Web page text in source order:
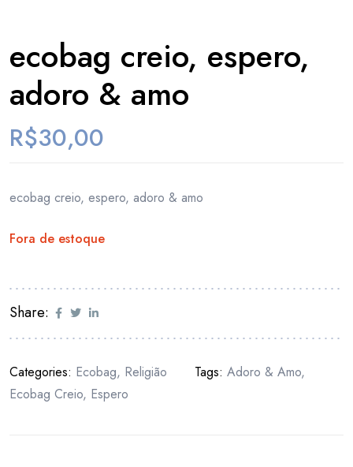
ecobag creio, espero,
adoro & amo
R$30,00
ecobag creio, espero, adoro & amo
Fora de estoque
Share:
Categories: Ecobag, Religião Tags: Adoro & Amo,
Ecobag Creio, Espero